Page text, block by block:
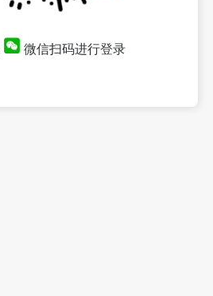
微信扫码进行登录